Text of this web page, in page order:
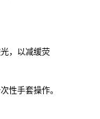
，以减缓荧
性手套操作。